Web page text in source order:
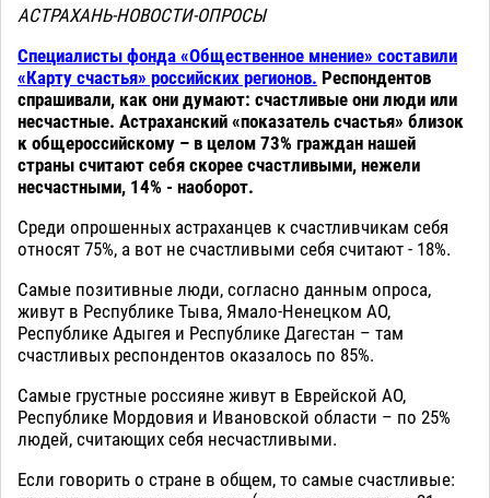
АСТРАХАНЬ-НОВОСТИ-ОПРОСЫ
Специалисты фонда «Общественное мнение» составили
«Карту счастья» российских регионов. Респондентов
спрашивали, как они думают: счастливые они люди или
несчастные. Астраханский «показатель счастья» близок
к общероссийскому – в целом 73% граждан нашей
страны считают себя скорее счастливыми, нежели
несчастными, 14% - наоборот.
Среди опрошенных астраханцев к счастливчикам себя
относят 75%, а вот не счастливыми себя считают - 18%.
Самые позитивные люди, согласно данным опроса,
живут в Республике Тыва, Ямало-Ненецком АО,
Республике Адыгея и Республике Дагестан – там
счастливых респондентов оказалось по 85%.
Самые грустные россияне живут в Еврейской АО,
Республике Мордовия и Ивановской области – по 25%
людей, считающих себя несчастливыми.
Если говорить о стране в общем, то самые счастливые: